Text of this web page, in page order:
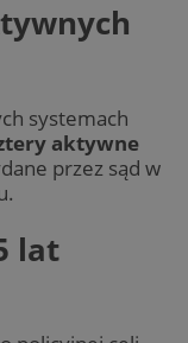
systemach
aktywne
przez sąd w
lat